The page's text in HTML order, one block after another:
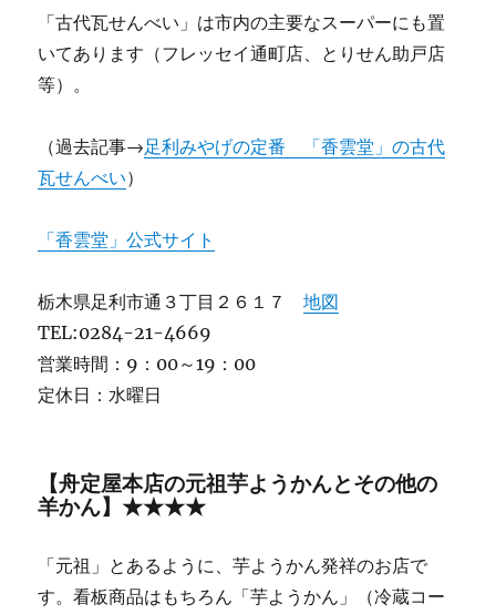
「古代瓦せんべい」は市内の主要なスーパーにも置
いてあります（フレッセイ通町店、とりせん助戸店
等）。
（過去記事→足利みやげの定番 「香雲堂」の古代
瓦せんべい）
「香雲堂」公式サイト
栃木県足利市通３丁目２６１７地図
TEL:0284-21-4669
営業時間：9：00～19：00
定休日：水曜日
【舟定屋本店の元祖芋ようかんとその他の
羊かん】★★★★
「元祖」とあるように、芋ようかん発祥のお店で
す。看板商品はもちろん「芋ようかん」（冷蔵コー